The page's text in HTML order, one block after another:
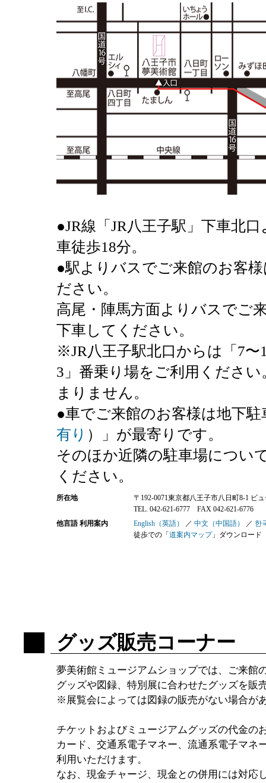
●JR線「JR八王子駅」下車北
車徒歩18分。
●駅よりバスでご来館のお客
ださい。
高尾・陣馬方面よりバスでご
下車してください。
※JR八王子駅北口からは「7〜
3」番乗り場をご利用くださ
まりません。
●車でご来館のお客様は地下駐
有り ）」が最寄りです。
そのほか近隣の駐車場につい
ください。
所在地
〒192-0071東京都八王子市八日町8-1 ビ
TEL. 042-621-6777 FAX 042-621-6776
他言語 利用案内
English（英語） ／ 中文（中国語） ／ 한
徒歩での「 道案内マップ」ダウンロード
グッズ販売コーナー
夢美術館ミュージアムショップでは、ご来館
グッズや図録、特別展に合わせたグッズを販
※展覧会によっては図録の販売がない場合が
チケットおよびミュージアムグッズの代金の
カード、交通系電子マネー、流通系電子マネ
利用いただけます。
なお、現金チャージ、現金との併用には対応